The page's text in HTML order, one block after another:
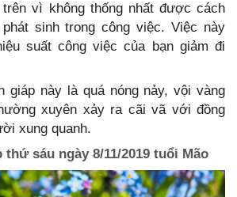
trên vì không thống nhất được cách
sinh trong công việc. Việc này
suất công việc của bạn giảm đi
giáp này là quá nóng nảy, vội vàng
xuyên xảy ra cãi vã với đồng
xung quanh.
sáu ngày 8/11/2019 tuổi Mão